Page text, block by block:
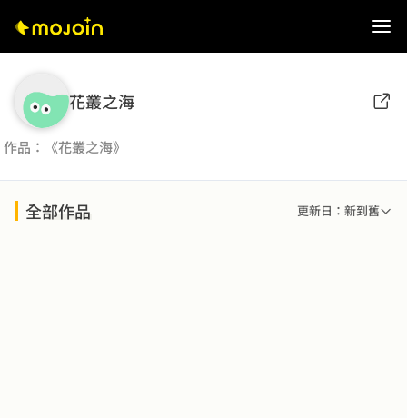
花叢之海
作品：《花叢之海》
全部作品 更新日：新到舊